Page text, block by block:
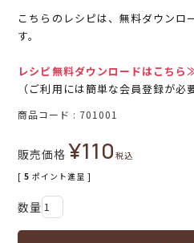
こちらのレシピは、無料ダウンロ
す。
レシピ無料ダウンロードはこちら
（ご利用には簡単な会員登録が必
商品コード 701001
販売価格 ¥110税込
[ 5 ポイント進呈 ]